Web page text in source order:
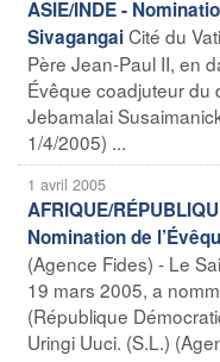
ASIE/INDE -
SivagangaiCité du
Père Jean-Paul II, en
Évêque coadjuteur du
Jebamalai
1/4/2005) ...
1 avril 2005
AFRIQUE/
Nomination de
(Agence Fides) - Le
19 mars 2005, a
(République
Uringi Uuci. (S.L.)